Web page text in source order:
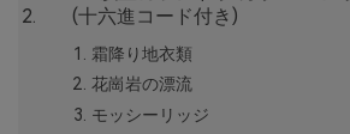
(十六進コード付き)
霜降り地衣類
花崗岩の漂流
モッシーリッジ